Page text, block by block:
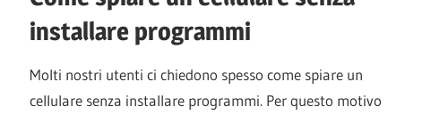
installare programmi
Molti nostri utenti ci chiedono spesso come spiare un
cellulare senza installare programmi. Per questo motivo